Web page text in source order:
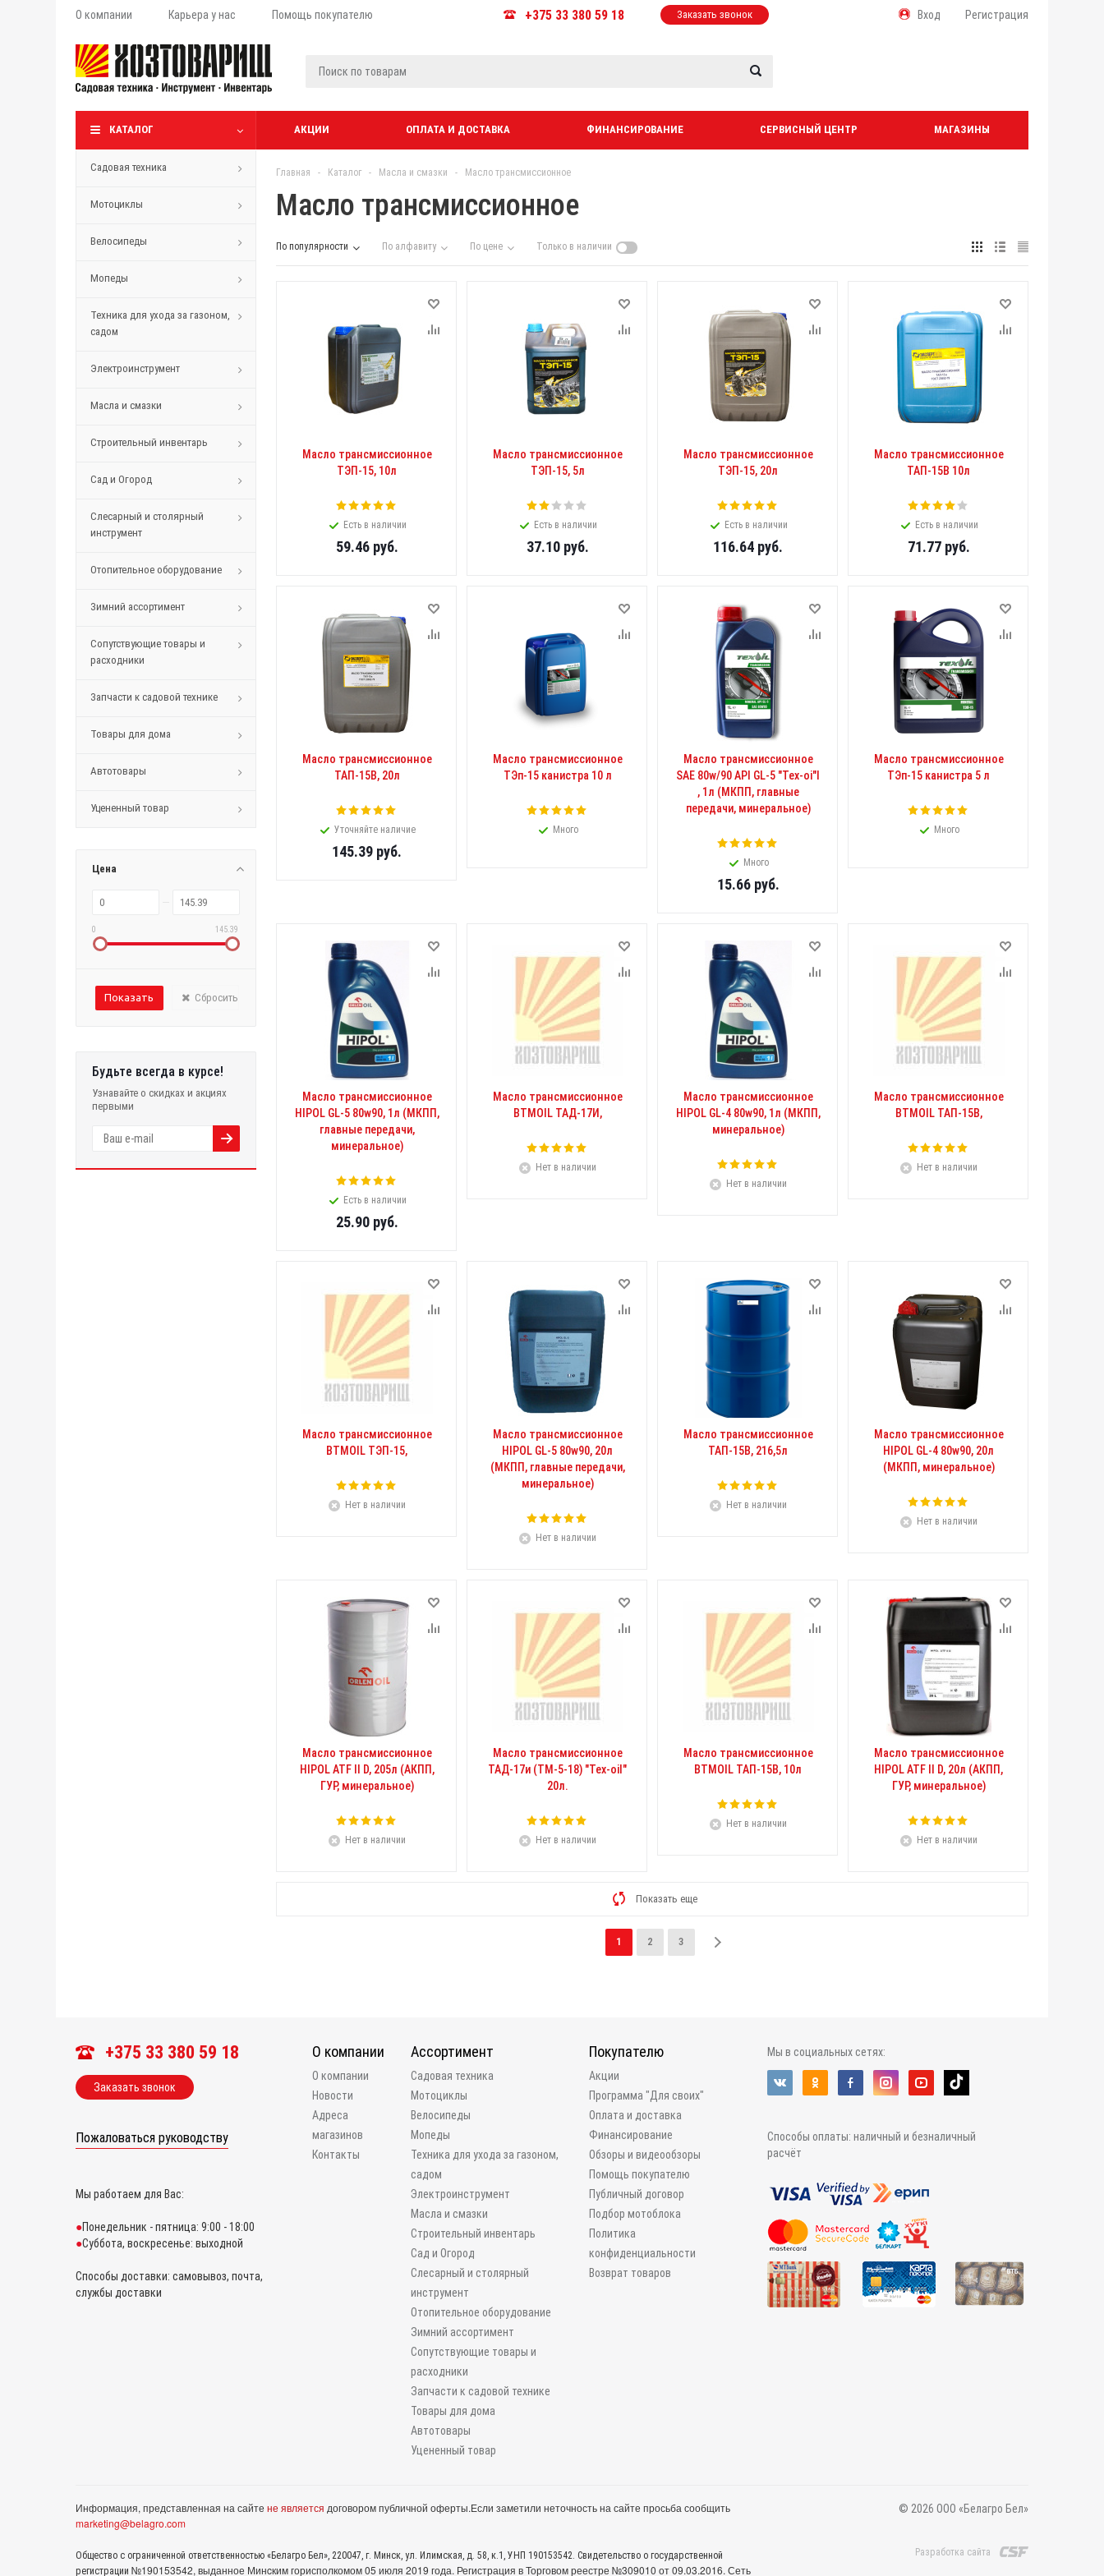
О компании Карьера у нас Помощь покупателю +375 33 380 59 18 Заказать звонок Вход Регистрация
КАТАЛОГ АКЦИИ ОПЛАТА И ДОСТАВКА ФИНАНСИРОВАНИЕ СЕРВИСНЫЙ ЦЕНТР МАГАЗИНЫ
Садовая техника
Мотоциклы
Велосипеды
Мопеды
Техника для ухода за газоном,
садом
Электроинструмент
Масла и смазки
Строительный инвентарь
Сад и Огород
Слесарный и столярный
инструмент
Отопительное оборудование
Зимний ассортимент
Сопутствующие товары и
расходники
Запчасти к садовой технике
Товары для дома
Автотовары
Уцененный товар
Цена
0 145.39
Сбросить
Будьте всегда в курсе!
Узнавайте о скидках и акциях
первыми
Главная - Каталог - Масла и смазки - Масло трансмиссионное
Масло трансмиссионное
По популярности По алфавиту По цене Только в наличии
Масло трансмиссионное
ТЭП-15, 10л
Есть в наличии
59.46руб.
Масло трансмиссионное
ТЭП-15, 5л
Есть в наличии
37.10руб.
Масло трансмиссионное
ТЭП-15, 20л
Есть в наличии
116.64 руб.
Масло трансмиссионное
ТАП-15В 10л
Есть в наличии
71.77руб.
Масло трансмиссионное
ТАП-15В, 20л
Уточняйте наличие
145.39 руб.
Масло трансмиссионное
ТЭп-15 канистра 10 л
Много
Масло трансмиссионное
SAE 80w/90 API GL-5 "Tex-oi"l
, 1л (МКПП, главные
передачи, минеральное)
Много
15.66руб.
Масло трансмиссионное
ТЭп-15 канистра 5 л
Много
Масло трансмиссионное
HIPOL GL-5 80w90, 1л (МКПП,
главные передачи,
минеральное)
Есть в наличии
25.90руб.
Масло трансмиссионное
BTMOIL ТАД-17И,
Нет в наличии
Масло трансмиссионное
HIPOL GL-4 80w90, 1л (МКПП,
минеральное)
Нет в наличии
Масло трансмиссионное
BTMOIL ТАП-15В,
Нет в наличии
Масло трансмиссионное
BTMOIL ТЭП-15,
Нет в наличии
Масло трансмиссионное
HIPOL GL-5 80w90, 20л
(МКПП, главные передачи,
минеральное)
Нет в наличии
Масло трансмиссионное
ТАП-15В, 216,5л
Нет в наличии
Масло трансмиссионное
HIPOL GL-4 80w90, 20л
(МКПП, минеральное)
Нет в наличии
Масло трансмиссионное
HIPOL ATF II D, 205л (АКПП,
ГУР, минеральное)
Нет в наличии
Масло трансмиссионное
ТАД-17и (ТМ-5-18) "Tex-oil"
20л.
Нет в наличии
Масло трансмиссионное
BTMOIL ТАП-15В, 10л
Нет в наличии
Масло трансмиссионное
HIPOL ATF II D, 20л (АКПП,
ГУР, минеральное)
Нет в наличии
Показать еще
1 2 3
+375 33 380 59 18
Заказать звонок
Пожаловаться руководству
Мы работаем для Вас:
Понедельник - пятница: 9:00 - 18:00
Суббота, воскресенье: выходной
Способы доставки: самовывоз, почта,
службы доставки
О компании
О компании
Новости
Адреса
магазинов
Контакты
Ассортимент
Садовая техника
Мотоциклы
Велосипеды
Мопеды
Техника для ухода за газоном,
садом
Электроинструмент
Масла и смазки
Строительный инвентарь
Сад и Огород
Слесарный и столярный
инструмент
Отопительное оборудование
Зимний ассортимент
Сопутствующие товары и
расходники
Запчасти к садовой технике
Товары для дома
Автотовары
Уцененный товар
Покупателю
Акции
Программа "Для своих"
Оплата и доставка
Финансирование
Обзоры и видеообзоры
Помощь покупателю
Публичный договор
Подбор мотоблока
Политика
конфиденциальности
Возврат товаров
Мы в социальных сетях:
Способы оплаты: наличный и безналичный
расчёт
Информация, представленная на сайте не является договором публичной оферты.Если заметили неточность на сайте просьба сообщить
marketing@belagro.com
Общество с ограниченной ответственностью «Белагро Бел», 220047, г. Минск, ул. Илимская, д. 58, к.1, УНП 190153542. Свидетельство о государственной
регистрации №190153542, выданное Минcким горисполкомом 05 июля 2019 года. Регистрация в Торговом реестре №309010 от 09.03.2016. Сеть
© 2026 ООО «Белагро Бел»
Разработка сайта